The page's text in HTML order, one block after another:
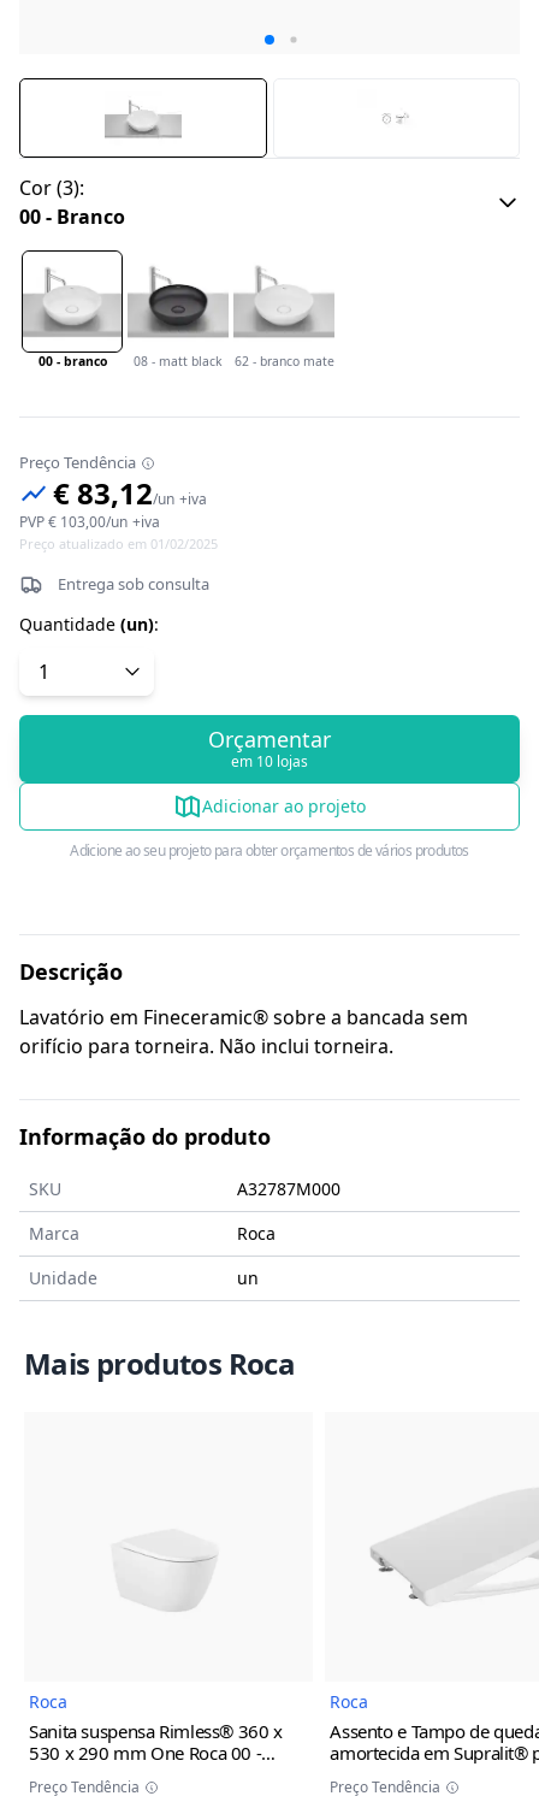
Cor(3):
00 - Branco
00 - branco 08 - matt black 62 - branco mate
Preço Tendência
€ 83,12/un +iva
PVP€ 103,00/un +iva
Preço atualizado em 01/02/2025
Entrega sob consulta
Quantidade (un):
Orçamentar
em 10 lojas
Adicionar ao projeto
Adicione ao seu projeto para obter orçamentos de vários produtos
Descrição
Lavatório em Fineceramic® sobre a bancada sem
orifício para torneira. Não inclui torneira.
Informação do produto
SKU
A32787M000
Marca
Roca
Unidade
un
Mais produtos Roca
Imagem do Produto
Roca
Sanita suspensa Rimless® 360 x
530 x 290 mm One Roca00 -
Preço Tendência
Roca
Assento e Tampo de
amortecida em Supralit®
sanita Ona Roca
Preço Tendência